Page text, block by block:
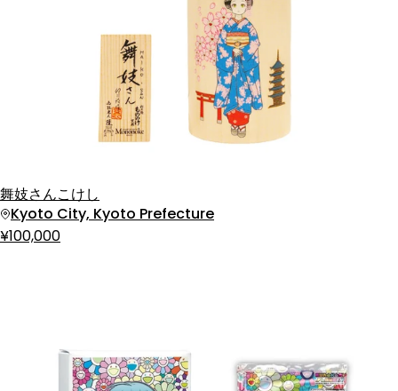
舞妓さんこけし
Kyoto City, Kyoto Prefecture
¥100,000